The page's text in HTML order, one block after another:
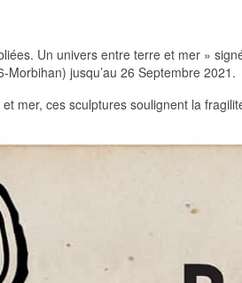
Un univers entre terre et mer »
Morbihan) jusqu’au 26 Septembre 2021.
mer, ces sculptures soulignent la